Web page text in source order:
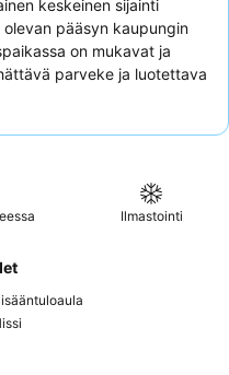
keskeinen sijainti
pääsyn kaupungin
on mukavat ja
parveke ja luotettava
sekä runsasta,
huonetta, joka ei ole
Ilmastointi